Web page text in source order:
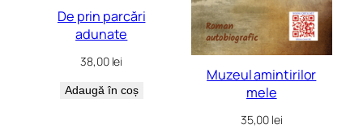
De prin parcări
adunate
38,00 lei
Adaugă în coș
Muzeul amintirilor
mele
35,00 lei